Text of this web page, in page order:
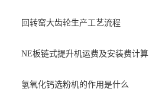
回转窑大齿轮生产工艺流程
NE板链式提升机运费及安装费计算
氢氧化钙选粉机的作用是什么